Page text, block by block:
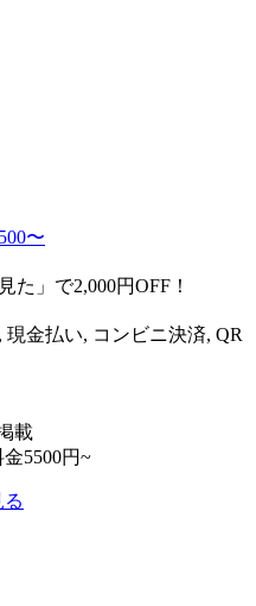
〜
た」で2,000円OFF！
現金払い, コンビニ決済, QR
載
5500円~